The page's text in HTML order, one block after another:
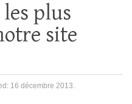
plus
site
16 décembre 2013.